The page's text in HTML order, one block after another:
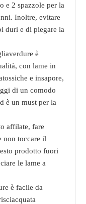
e 2 spazzole per la
Inoltre, evitare
duri e di piegare la
è
con lame in
e insapore,
di un comodo
è un must per la
affilate, fare
non toccare il
prodotto fuori
le lame a
è facile da